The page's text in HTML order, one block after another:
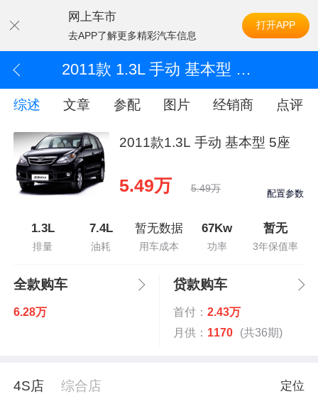
网上车市
去APP了解更多精彩汽车信息
打开APP
2011款 1.3L 手动 基本型 5座
综述 文章 参配 图片 经销商 点评
2011款1.3L 手动 基本型 5座
5.49万 5.49万 配置参数
1.3L
排量
7.4L
油耗
暂无数据
用车成本
67Kw
功率
暂无
3年保值率
全款购车
6.28万
贷款购车
首付： 2.43万
月供： 1170 (共36期)
4S店 综合店 定位